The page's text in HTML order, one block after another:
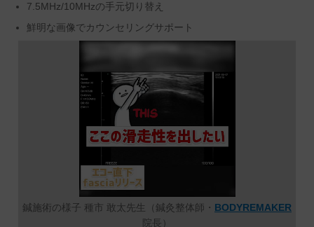
7.5MHz/10MHzの手元切り替え
鮮明な画像でカウンセリングサポート
鍼施術の様子 種市 敢太先生（鍼灸整体師・ BODYREMAKER
院長）